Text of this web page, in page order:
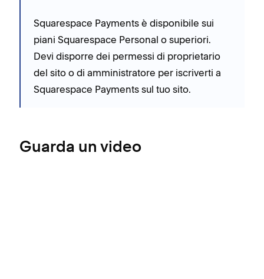
Squarespace Payments è disponibile sui
piani Squarespace Personal o superiori.
Devi disporre dei permessi di proprietario
del sito o di amministratore per iscriverti a
Squarespace Payments sul tuo sito.
Guarda un video